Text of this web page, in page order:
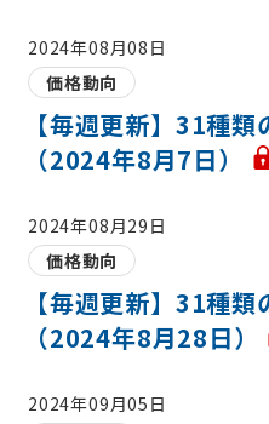
2024年08月08日
価格動向
【毎週更新】31種
（2024年8月7日）
2024年08月29日
価格動向
【毎週更新】31種
（2024年8月28日）
2024年09月05日